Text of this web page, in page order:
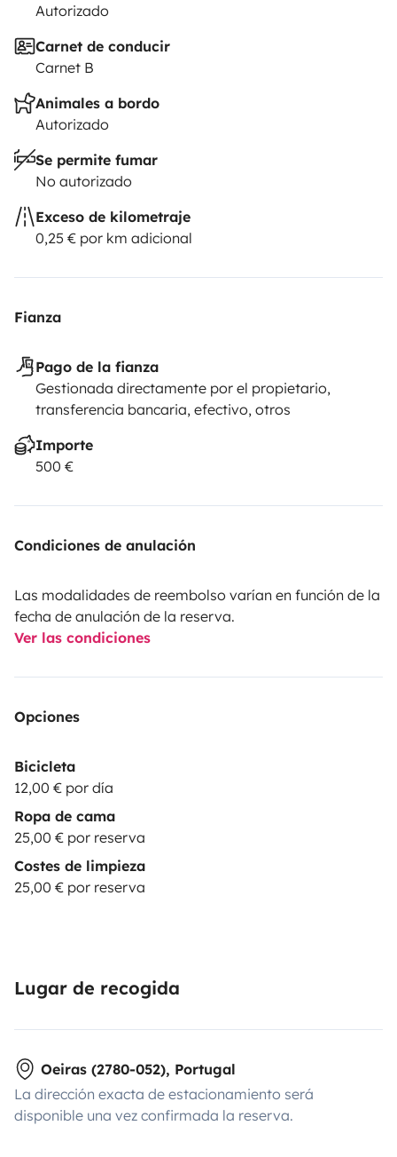
Autorizado
Carnet de conducir
Carnet B
Animales a bordo
Autorizado
Se permite fumar
No autorizado
Exceso de kilometraje
0,25 € por km adicional
Fianza
Pago de la fianza
Gestionada directamente por el propietario,
transferencia bancaria, efectivo, otros
Importe
500 €
Condiciones de anulación
Las modalidades de reembolso varían en función de la
fecha de anulación de la reserva.
Ver las condiciones
Opciones
Bicicleta
12,00 € por día
Ropa de cama
25,00 € por reserva
Costes de limpieza
25,00 € por reserva
Lugar de recogida
Oeiras (2780-052), Portugal
La dirección exacta de estacionamiento será
disponible una vez confirmada la reserva.